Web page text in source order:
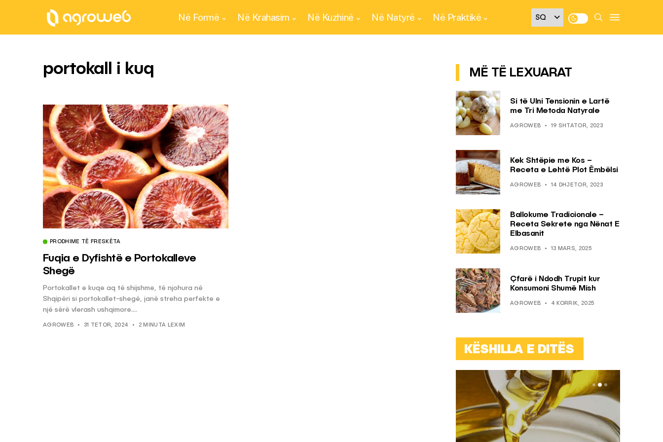
Në Formë Në Krahasim Në Kuzhinë Në Natyrë Në Praktikë
portokall i kuq
PRODHIME TË FRESKËTA
Fuqia e Dyfishtë e Portokalleve
Shegë
Portokallet e kuqe aq të shijshme, të njohura në
Shqipëri si portokallet-shegë, janë streha perfekte e
një sërë vlerash ushqimore....
AGROWEB 31 TETOR, 2024 2 MINUTA LEXIM
MË TË LEXUARAT
Si të Ulni Tensionin e Lartë
me Tri Metoda Natyrale
AGROWEB 19 SHTATOR, 2023
Kek Shtëpie me Kos –
Receta e Lehtë Plot Ëmbëlsi
AGROWEB 14 DHJETOR, 2023
Ballokume Tradicionale –
Receta Sekrete nga Nënat E
Elbasanit
AGROWEB 13 MARS, 2025
Çfarë i Ndodh Trupit kur
Konsumoni Shumë Mish
AGROWEB 4 KORRIK, 2025
KËSHILLA E DITËS